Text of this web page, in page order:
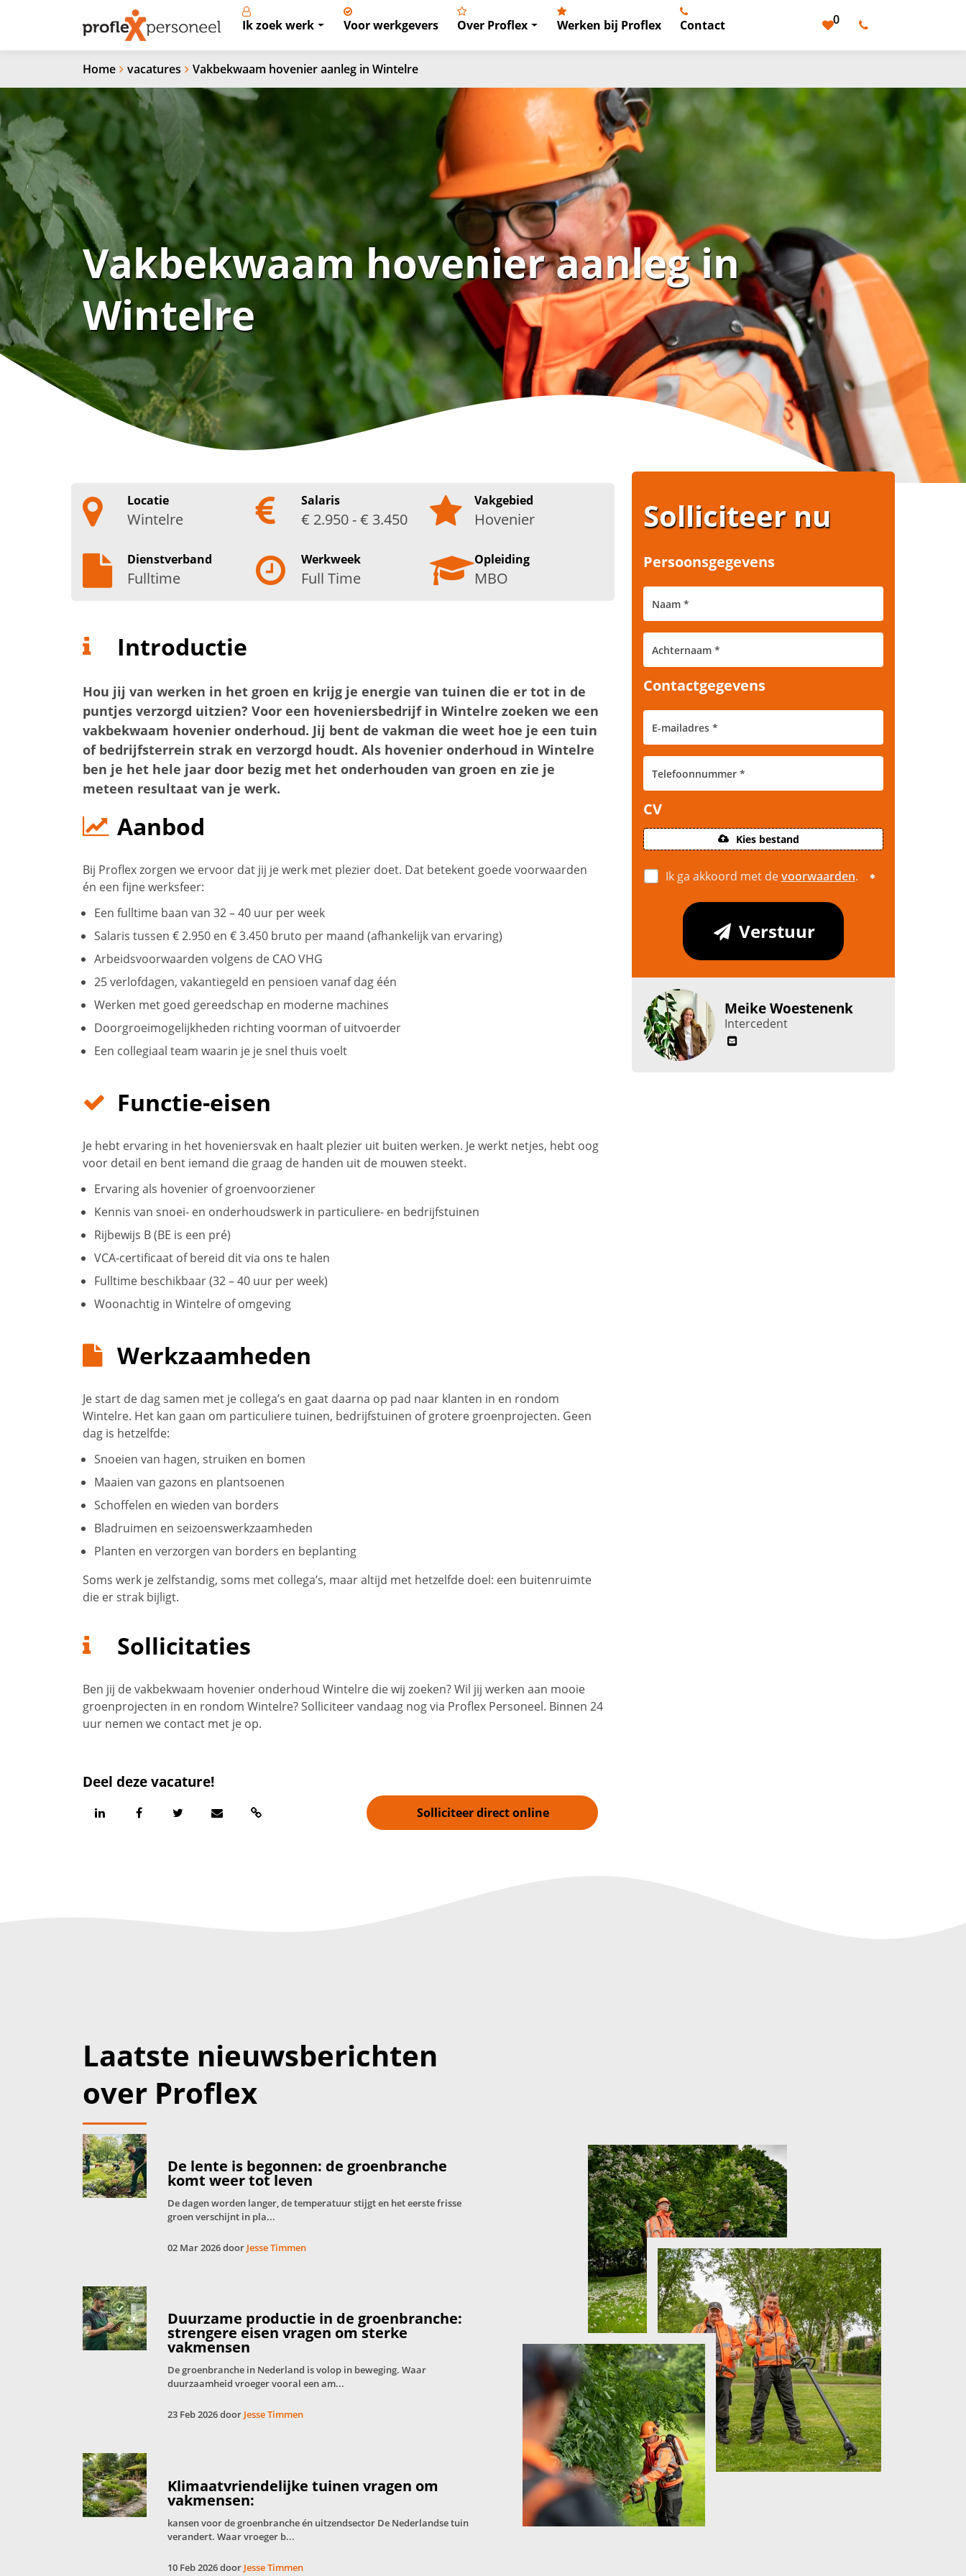
Ik zoek werk Voor werkgevers Over Proflex Werken bij Proflex Contact 0
Home vacatures Vakbekwaam hovenier aanleg in Wintelre
Vakbekwaam hovenier aanleg in
Wintelre
Locatie
Wintelre
Salaris
€ 2.950 - € 3.450
Vakgebied
Hovenier
Dienstverband
Fulltime
Werkweek
Full Time
Opleiding
MBO
Introductie
Hou jij van werken in het groen en krijg je energie van tuinen die er tot in de
puntjes verzorgd uitzien? Voor een hoveniersbedrijf in Wintelre zoeken we een
vakbekwaam hovenier onderhoud. Jij bent de vakman die weet hoe je een tuin
of bedrijfsterrein strak en verzorgd houdt. Als hovenier onderhoud in Wintelre
ben je het hele jaar door bezig met het onderhouden van groen en zie je
meteen resultaat van je werk.
Aanbod
Bij Proflex zorgen we ervoor dat jij je werk met plezier doet. Dat betekent goede voorwaarden
én een fijne werksfeer:
Een fulltime baan van 32 – 40 uur per week
Salaris tussen € 2.950 en € 3.450 bruto per maand (afhankelijk van ervaring)
Arbeidsvoorwaarden volgens de CAO VHG
25 verlofdagen, vakantiegeld en pensioen vanaf dag één
Werken met goed gereedschap en moderne machines
Doorgroeimogelijkheden richting voorman of uitvoerder
Een collegiaal team waarin je je snel thuis voelt
Functie-eisen
Je hebt ervaring in het hoveniersvak en haalt plezier uit buiten werken. Je werkt netjes, hebt oog
voor detail en bent iemand die graag de handen uit de mouwen steekt.
Ervaring als hovenier of groenvoorziener
Kennis van snoei- en onderhoudswerk in particuliere- en bedrijfstuinen
Rijbewijs B (BE is een pré)
VCA-certificaat of bereid dit via ons te halen
Fulltime beschikbaar (32 – 40 uur per week)
Woonachtig in Wintelre of omgeving
Werkzaamheden
Je start de dag samen met je collega’s en gaat daarna op pad naar klanten in en rondom
Wintelre. Het kan gaan om particuliere tuinen, bedrijfstuinen of grotere groenprojecten. Geen
dag is hetzelfde:
Snoeien van hagen, struiken en bomen
Maaien van gazons en plantsoenen
Schoffelen en wieden van borders
Bladruimen en seizoenswerkzaamheden
Planten en verzorgen van borders en beplanting
Soms werk je zelfstandig, soms met collega’s, maar altijd met hetzelfde doel: een buitenruimte
die er strak bijligt.
Sollicitaties
Ben jij de vakbekwaam hovenier onderhoud Wintelre die wij zoeken? Wil jij werken aan mooie
groenprojecten in en rondom Wintelre? Solliciteer vandaag nog via Proflex Personeel. Binnen 24
uur nemen we contact met je op.
Deel deze vacature!
Solliciteer direct online
Meike Woestenenk
Intercedent
Solliciteer nu
Persoonsgegevens
Contactgegevens
CV
Kies bestand
Ik ga akkoord met devoorwaarden.
Verstuur
Laatste nieuwsberichten
over Proflex
De lente is begonnen: de groenbranche
komt weer tot leven
De dagen worden langer, de temperatuur stijgt en het eerste frisse
groen verschijnt in pla...
02 Mar 2026 door Jesse Timmen
Duurzame productie in de groenbranche:
strengere eisen vragen om sterke
vakmensen
De groenbranche in Nederland is volop in beweging. Waar
duurzaamheid vroeger vooral een am...
23 Feb 2026 door Jesse Timmen
Klimaatvriendelijke tuinen vragen om
vakmensen:
kansen voor de groenbranche én uitzendsector De Nederlandse tuin
verandert. Waar vroeger b...
10 Feb 2026 door Jesse Timmen